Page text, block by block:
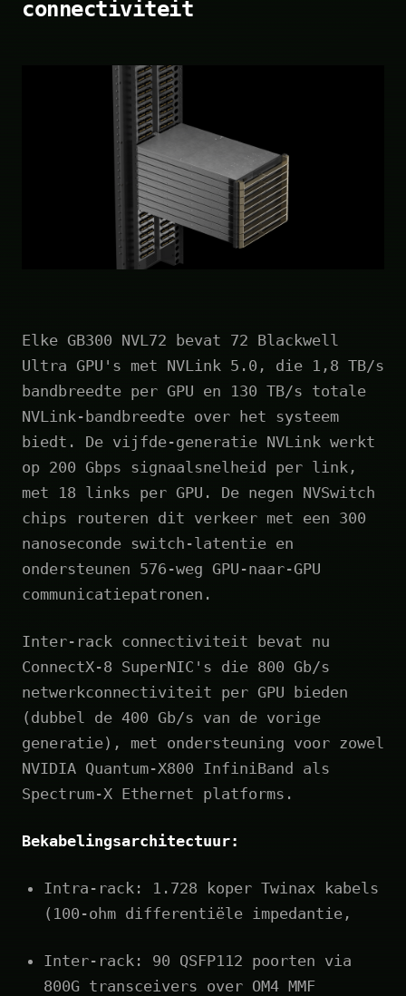
connectiviteit
Elke GB300 NVL72 bevat 72 Blackwell
Ultra GPU's met NVLink 5.0, die 1,8 TB/s
bandbreedte per GPU en 130 TB/s totale
NVLink-bandbreedte over het systeem
biedt. De vijfde-generatie NVLink werkt
op 200 Gbps signaalsnelheid per link,
met 18 links per GPU. De negen NVSwitch
chips routeren dit verkeer met een 300
nanoseconde switch-latentie en
ondersteunen 576-weg GPU-naar-GPU
communicatiepatronen.
Inter-rack connectiviteit bevat nu
ConnectX-8 SuperNIC's die 800 Gb/s
netwerkconnectiviteit per GPU bieden
(dubbel de 400 Gb/s van de vorige
generatie), met ondersteuning voor zowel
NVIDIA Quantum-X800 InfiniBand als
Spectrum-X Ethernet platforms.
Bekabelingsarchitectuur:
Intra‑rack: 1.728 koper Twinax kabels
(100‑ohm differentiële impedantie,
Inter‑rack: 90 QSFP112 poorten via
800G transceivers over OM4 MMF